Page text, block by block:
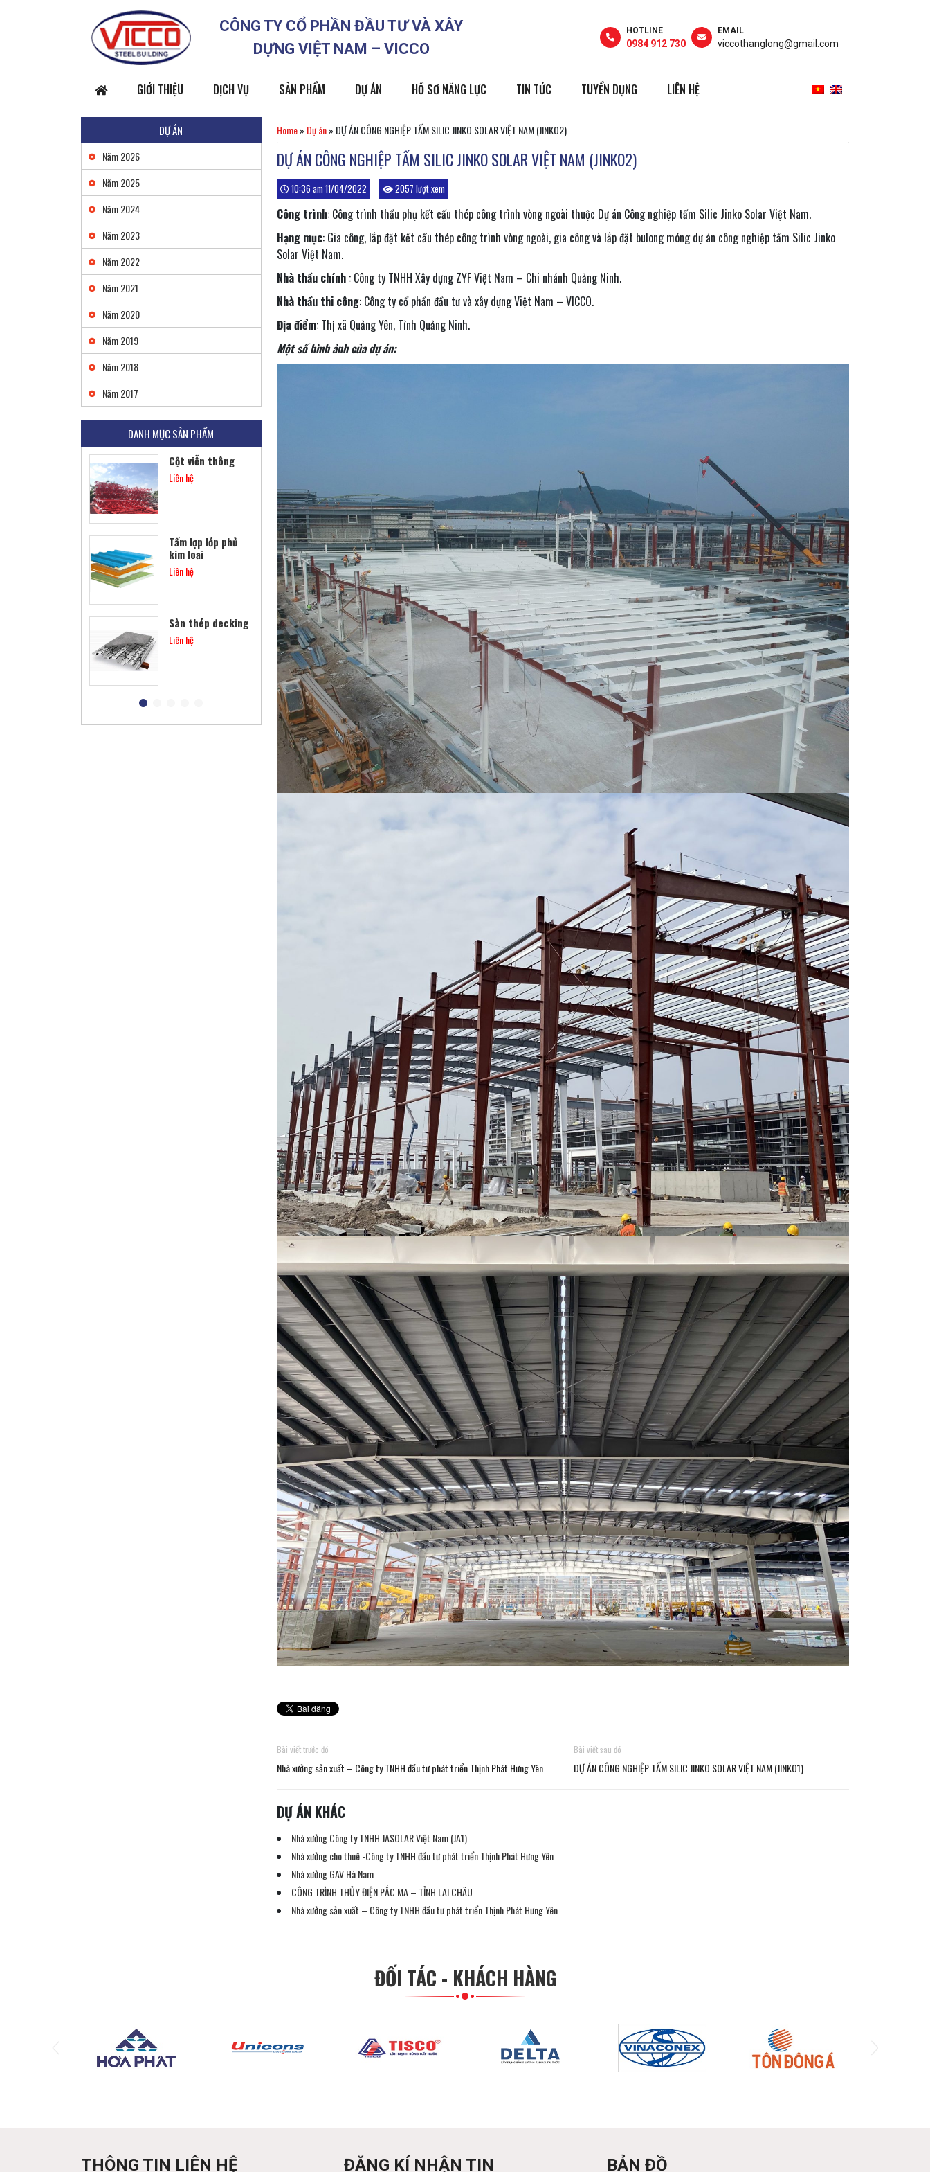
CÔNG TY CỔ PHẦN ĐẦU TƯ VÀ XÂY
DỰNG VIỆT NAM – VICCO
HOTLINE
0984 912 730
EMAIL
viccothanglong@gmail.com
GIỚI THIỆU DỊCH VỤ SẢN PHẨM DỰ ÁN HỒ SƠ NĂNG LỰC TIN TỨC TUYỂN DỤNG LIÊN HỆ
Home» Dự án» DỰ ÁN CÔNG NGHIỆP TẤM SILIC JINKO SOLAR VIỆT NAM (JINKO2)
DỰ ÁN CÔNG NGHIỆP TẤM SILIC JINKO SOLAR VIỆT NAM (JINKO2)
10:36 am 11/04/2022 2057 lượt xem
Công trình: Công trình thầu phụ kết cấu thép công trình vòng ngoài thuộc Dự án Công nghiệp tấm Silic Jinko Solar Việt Nam.
Hạng mục: Gia công, lắp đặt kết cấu thép công trình vòng ngoài, gia công và lắp đặt bulong móng dự án công nghiệp tấm Silic Jinko
Solar Việt Nam.
Nhà thầu chính : Công ty TNHH Xây dựng ZYF Việt Nam – Chi nhánh Quảng Ninh.
Nhà thầu thi công: Công ty cổ phần đầu tư và xây dựng Việt Nam – VICCO.
Địa điểm: Thị xã Quảng Yên, Tỉnh Quảng Ninh.
Một số hình ảnh của dự án:
Bài viết trước đó
Nhà xưởng sản xuất – Công ty TNHH đầu tư phát triển Thịnh Phát Hưng Yên
Bài viết sau đó
DỰ ÁN CÔNG NGHIỆP TẤM SILIC JINKO SOLAR VIỆT NAM (JINKO1)
DỰ ÁN KHÁC
Nhà xưởng Công ty TNHH JASOLAR Việt Nam (JA1)
Nhà xưởng cho thuê -Công ty TNHH đầu tư phát triển Thịnh Phát Hưng Yên
Nhà xưởng GAV Hà Nam
CÔNG TRÌNH THỦY ĐIỆN PẮC MA – TỈNH LAI CHÂU
Nhà xưởng sản xuất – Công ty TNHH đầu tư phát triển Thịnh Phát Hưng Yên
DỰ ÁN
Năm 2026
Năm 2025
Năm 2024
Năm 2023
Năm 2022
Năm 2021
Năm 2020
Năm 2019
Năm 2018
Năm 2017
DANH MỤC SẢN PHẨM
Các loại xà gồ
Khung thép tiền
Liên hệ
Cột viễn thông
Liên hệ
Tấm lợp lớp phủ
kim loại
Liên hệ
Sàn thép decking
Liên hệ
ĐỐI TÁC - KHÁCH HÀNG
THÔNG TIN LIÊN HỆ ĐĂNG KÍ NHẬN TIN BẢN ĐỒ